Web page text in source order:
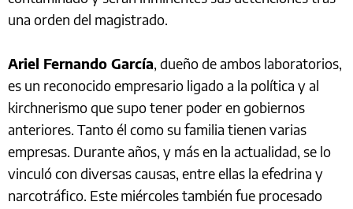
una orden del magistrado.
Ariel Fernando García, dueño de ambos laboratorios,
es un reconocido empresario ligado a la política y al
kirchnerismo que supo tener poder en gobiernos
anteriores. Tanto él como su familia tienen varias
empresas. Durante años, y más en la actualidad, se lo
vinculó con diversas causas, entre ellas la efedrina y
narcotráfico. Este miércoles también fue procesado